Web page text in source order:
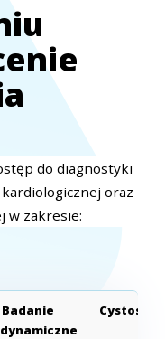
do diagnostyki
oraz
w zakresie:
Badanie